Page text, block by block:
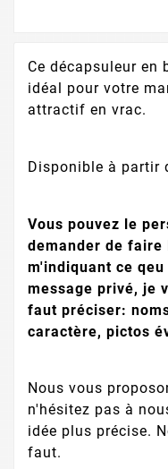
Ce décapsuleur en
idéal pour votre
attractif en vrac.
Disponible à partir
Vous pouvez le
demander de faire
m'indiquant ce
message privé, je
faut préciser:
caractère, pictos
Nous vous
n'hésitez pas à
idée plus précise.
faut.